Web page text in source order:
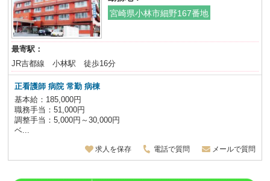
宮崎県小林市細野167番地
最寄駅：
JR吉都線 小林駅 徒歩16分
正看護師 病院 常勤 病棟
基本給：185,000円
職務手当：51,000円
調整手当：5,000円～30,000円
ベ...
求人を保存 電話で質問 メールで質問